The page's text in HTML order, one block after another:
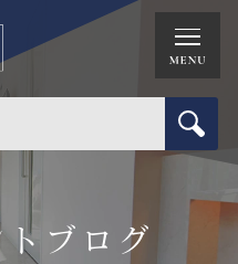
ブログ